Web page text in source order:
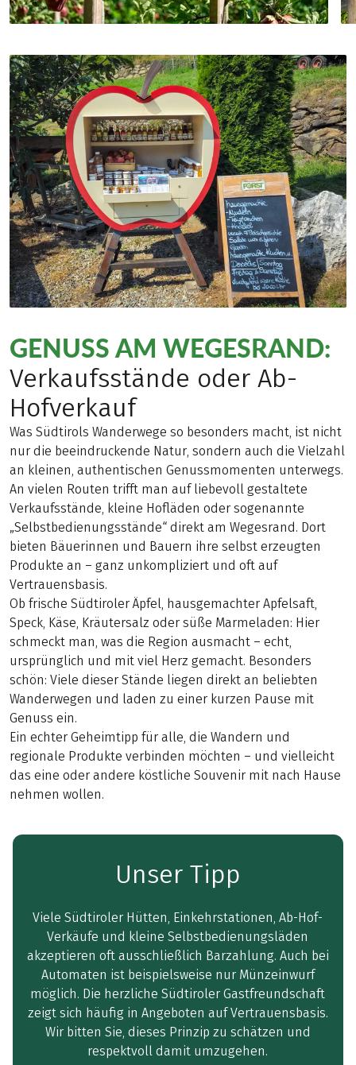
GENUSS AM WEGESRAND:
Verkaufsstände oder Ab-
Hofverkauf
Was Südtirols Wanderwege so besonders macht, ist nicht
nur die beeindruckende Natur, sondern auch die Vielzahl
an kleinen, authentischen Genussmomenten unterwegs.
An vielen Routen trifft man auf liebevoll gestaltete
Verkaufsstände, kleine Hofläden oder sogenannte
„Selbstbedienungsstände“ direkt am Wegesrand. Dort
bieten Bäuerinnen und Bauern ihre selbst erzeugten
Produkte an – ganz unkompliziert und oft auf
Vertrauensbasis.
Ob frische Südtiroler Äpfel, hausgemachter Apfelsaft,
Speck, Käse, Kräutersalz oder süße Marmeladen: Hier
schmeckt man, was die Region ausmacht – echt,
ursprünglich und mit viel Herz gemacht. Besonders
schön: Viele dieser Stände liegen direkt an beliebten
Wanderwegen und laden zu einer kurzen Pause mit
Genuss ein.
Ein echter Geheimtipp für alle, die Wandern und
regionale Produkte verbinden möchten – und vielleicht
das eine oder andere köstliche Souvenir mit nach Hause
nehmen wollen.
Unser Tipp
Viele Südtiroler Hütten, Einkehrstationen, Ab-Hof-
Verkäufe und kleine Selbstbedienungsläden
akzeptieren oft ausschließlich Barzahlung. Auch bei
Automaten ist beispielsweise nur Münzeinwurf
möglich. Die herzliche Südtiroler Gastfreundschaft
zeigt sich häufig in Angeboten auf Vertrauensbasis.
Wir bitten Sie, dieses Prinzip zu schätzen und
respektvoll damit umzugehen.